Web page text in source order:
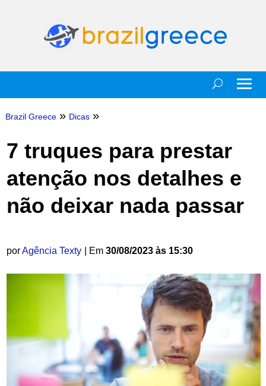
Brazil Greece » Dicas »
7 truques para prestar
atenção nos detalhes e
não deixar nada passar
porAgência Texty | Em 30/08/2023 às 15:30